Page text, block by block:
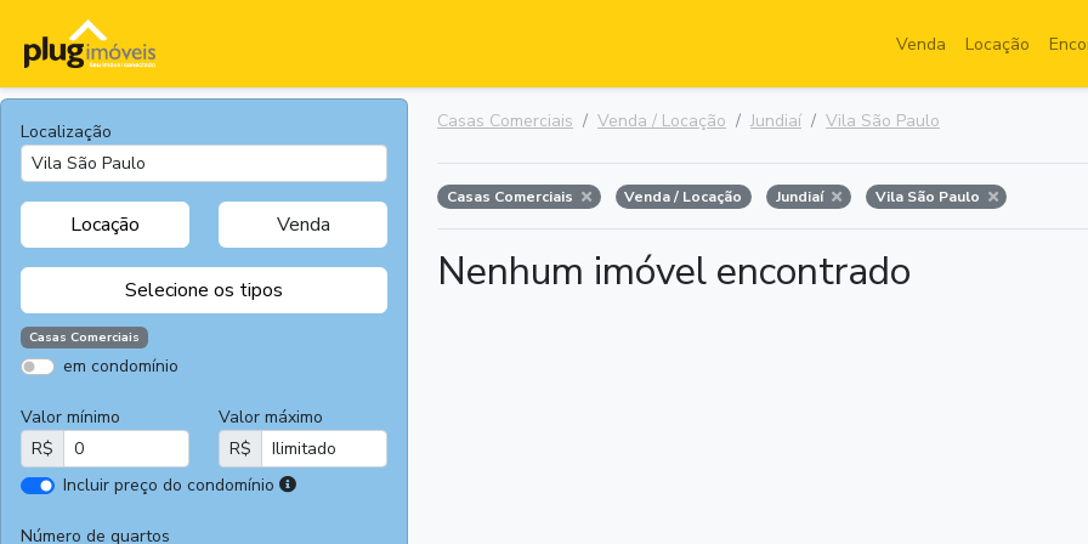
Venda Locação
Localização
Locação Venda
Selecione os tipos
Casas
Casas
Comerciais
Salas
Chácaras e
Casas Comerciais
em condomínio
Valor mínimo
R$
Valor máximo
R$
Incluir preço do condomínio
I
Número de quartos
Casas Comerciais Venda / Locação Jundiaí Vila São Paulo
Casas Comerciais Venda / Locação Jundiaí Vila São Paulo
Nenhum imóvel encontrado